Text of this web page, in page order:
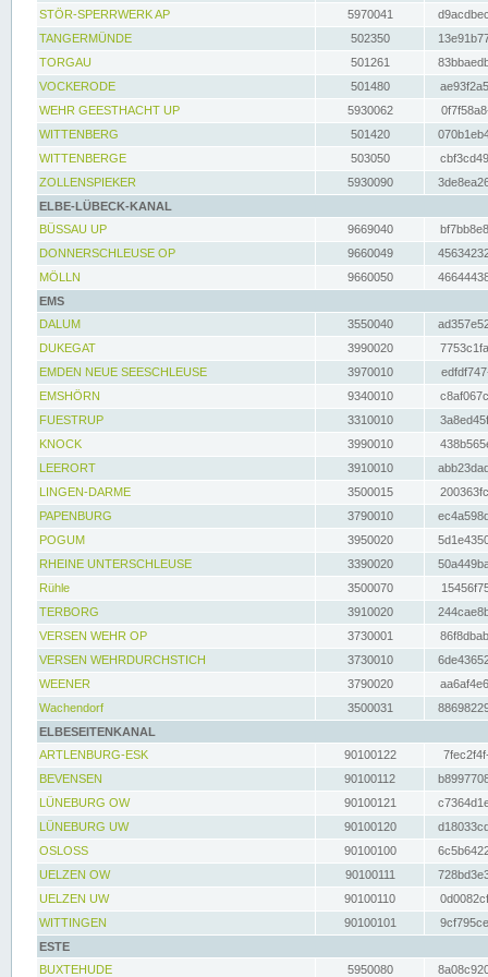
STÖR-SPERRWERK AP 5970041
TANGERMÜNDE
502350
TORGAU
501261
VOCKERODE
501480
WEHR GEESTHACHT UP
5930062
WITTENBERG
501420
WITTENBERGE
503050
ZOLLENSPIEKER
5930090
ELBE-LÜBECK-KANAL
BÜSSAU UP
9669040
DONNERSCHLEUSE OP
9660049
MÖLLN
9660050
EMS
DALUM
3550040
DUKEGAT
3990020
EMDEN NEUE SEESCHLEUSE
3970010
EMSHÖRN
9340010
FUESTRUP
3310010
KNOCK
3990010
LEERORT
3910010
LINGEN-DARME
3500015
PAPENBURG
3790010
POGUM
3950020
RHEINE UNTERSCHLEUSE
3390020
Rühle
3500070
TERBORG
3910020
VERSEN WEHR OP
3730001
VERSEN WEHRDURCHSTICH
3730010
WEENER
3790020
Wachendorf
3500031
ELBESEITENKANAL
ARTLENBURG-ESK
90100122
BEVENSEN
90100112
LÜNEBURG OW
90100121
LÜNEBURG UW
90100120
OSLOSS
90100100
UELZEN OW
90100111
UELZEN UW
90100110
WITTINGEN
90100101
ESTE
BUXTEHUDE
5950080